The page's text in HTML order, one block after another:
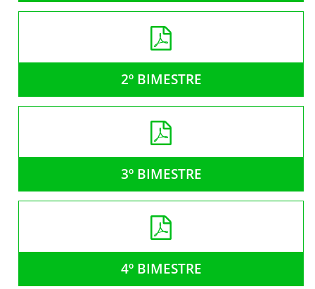
2º BIMESTRE
3º BIMESTRE
4º BIMESTRE